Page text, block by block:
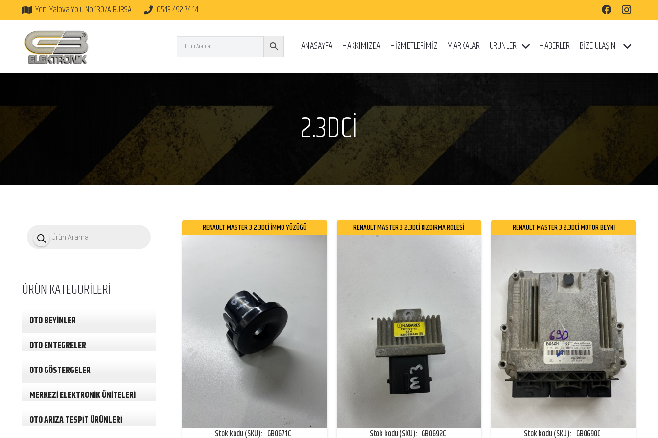
Yeni Yalova Yolu No:130/A BURSA 0543 492 74 14
ANASAYFA HAKKIMIZDA HİZMETLERİMİZ MARKALAR ÜRÜNLER HABERLER BİZE ULAŞIN!
2.3DCİ
t
s
a
c
h
ÜRÜN KATEGORİLERİ
OTO BEYİNLER
OTO ENTEGRELER
OTO GÖSTERGELER
MERKEZİ ELEKTRONİK ÜNİTELERİ
OTO ARIZA TESPİT ÜRÜNLERİ
RENAULT MASTER 3 2.3DCİ İMMO YÜZÜĞÜ
Stok kodu (SKU): GB0671C
RENAULT MASTER 3 2.3DCİ KIZDIRMA ROLESİ
Stok kodu (SKU): GB0692C
RENAULT MASTER 3 2.3DCİ MOTOR BEYNİ
Stok kodu (SKU): GB0690C